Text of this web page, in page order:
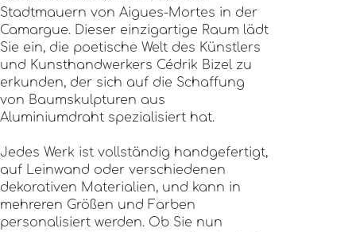
Stadtmauern von Aigues-Mortes in der
Camargue. Dieser einzigartige Raum lädt
Sie ein, die poetische Welt des Künstlers
und Kunsthandwerkers Cédrik Bizel zu
erkunden, der sich auf die Schaffung
von Baumskulpturen aus
Aluminiumdraht spezialisiert hat.
Jedes Werk ist vollständig handgefertigt,
auf Leinwand oder verschiedenen
dekorativen Materialien, und kann in
mehreren Größen und Farben
personalisiert werden. Ob Sie nun